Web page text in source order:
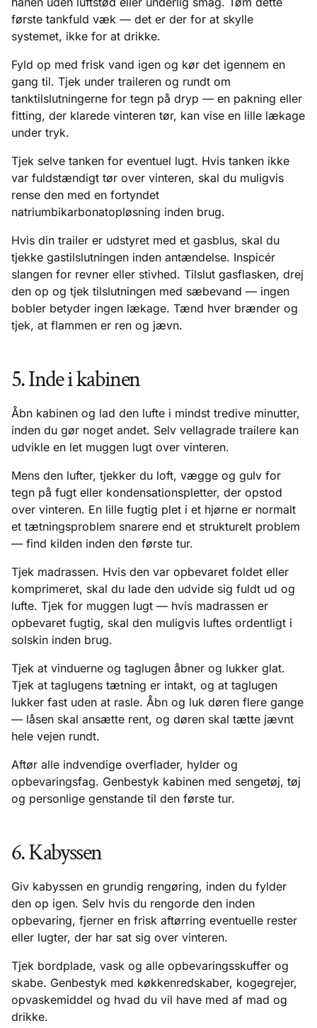
første tankfuld væk — det er der for at skylle
systemet, ikke for at drikke.
Fyld op med frisk vand igen og kør det igennem en
gang til. Tjek under traileren og rundt om
tanktilslutningerne for tegn på dryp — en pakning eller
fitting, der klarede vinteren tør, kan vise en lille lækage
under tryk.
Tjek selve tanken for eventuel lugt. Hvis tanken ikke
var fuldstændigt tør over vinteren, skal du muligvis
rense den med en fortyndet
natriumbikarbonatopløsning inden brug.
Hvis din trailer er udstyret med et gasblus, skal du
tjekke gastilslutningen inden antændelse. Inspicér
slangen for revner eller stivhed. Tilslut gasflasken, drej
den op og tjek tilslutningen med sæbevand — ingen
bobler betyder ingen lækage. Tænd hver brænder og
tjek, at flammen er ren og jævn.
5. Inde i kabinen
Åbn kabinen og lad den lufte i mindst tredive minutter,
inden du gør noget andet. Selv vellagrade trailere kan
udvikle en let muggen lugt over vinteren.
Mens den lufter, tjekker du loft, vægge og gulv for
tegn på fugt eller kondensationspletter, der opstod
over vinteren. En lille fugtig plet i et hjørne er normalt
et tætningsproblem snarere end et strukturelt problem
— find kilden inden den første tur.
Tjek madrassen. Hvis den var opbevaret foldet eller
komprimeret, skal du lade den udvide sig fuldt ud og
lufte. Tjek for muggen lugt — hvis madrassen er
opbevaret fugtig, skal den muligvis luftes ordentligt i
solskin inden brug.
Tjek at vinduerne og taglugen åbner og lukker glat.
Tjek at taglugens tætning er intakt, og at taglugen
lukker fast uden at rasle. Åbn og luk døren flere gange
— låsen skal ansætte rent, og døren skal tætte jævnt
hele vejen rundt.
Aftør alle indvendige overflader, hylder og
opbevaringsfag. Genbestyk kabinen med sengetøj, tøj
og personlige genstande til den første tur.
6. Kabyssen
Giv kabyssen en grundig rengøring, inden du fylder
den op igen. Selv hvis du rengorde den inden
opbevaring, fjerner en frisk aftørring eventuelle rester
eller lugter, der har sat sig over vinteren.
Tjek bordplade, vask og alle opbevaringsskuffer og
skabe. Genbestyk med køkkenredskaber, kogegrejer,
opvaskemiddel og hvad du vil have med af mad og
drikke.